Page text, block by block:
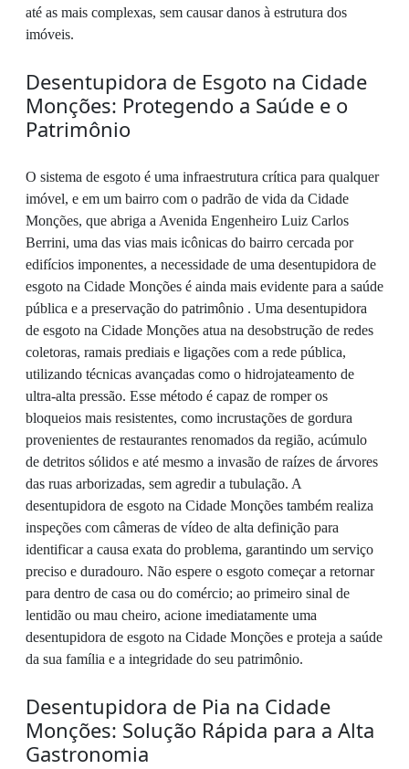
até as mais complexas, sem causar danos à estrutura dos
imóveis.
Desentupidora de Esgoto na Cidade
Monções: Protegendo a Saúde e o
Patrimônio
O sistema de esgoto é uma infraestrutura crítica para qualquer
imóvel, e em um bairro com o padrão de vida da Cidade
Monções, que abriga a Avenida Engenheiro Luiz Carlos
Berrini, uma das vias mais icônicas do bairro cercada por
edifícios imponentes, a necessidade de uma desentupidora de
esgoto na Cidade Monções é ainda mais evidente para a saúde
pública e a preservação do patrimônio . Uma desentupidora
de esgoto na Cidade Monções atua na desobstrução de redes
coletoras, ramais prediais e ligações com a rede pública,
utilizando técnicas avançadas como o hidrojateamento de
ultra-alta pressão. Esse método é capaz de romper os
bloqueios mais resistentes, como incrustações de gordura
provenientes de restaurantes renomados da região, acúmulo
de detritos sólidos e até mesmo a invasão de raízes de árvores
das ruas arborizadas, sem agredir a tubulação. A
desentupidora de esgoto na Cidade Monções também realiza
inspeções com câmeras de vídeo de alta definição para
identificar a causa exata do problema, garantindo um serviço
preciso e duradouro. Não espere o esgoto começar a retornar
para dentro de casa ou do comércio; ao primeiro sinal de
lentidão ou mau cheiro, acione imediatamente uma
desentupidora de esgoto na Cidade Monções e proteja a saúde
da sua família e a integridade do seu patrimônio.
Desentupidora de Pia na Cidade
Monções: Solução Rápida para a Alta
Gastronomia